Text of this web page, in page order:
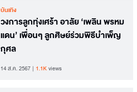
บันเทิง
วงการลูกทุ่งเศร้า อาลัย ‘เพลิน พรหม
แดน’ เพื่อนๆ ลูกศิษย์ร่วมพิธีบำเพ็ญ
กุศล
14 ส.ค. 2567 1.1Kviews